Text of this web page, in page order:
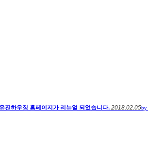
진하우징 홈페이지가 리뉴얼 되었습니다. 2018.02.05by